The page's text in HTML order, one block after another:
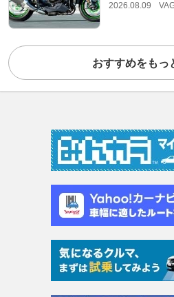
2026.08.09
おすすめをもっ